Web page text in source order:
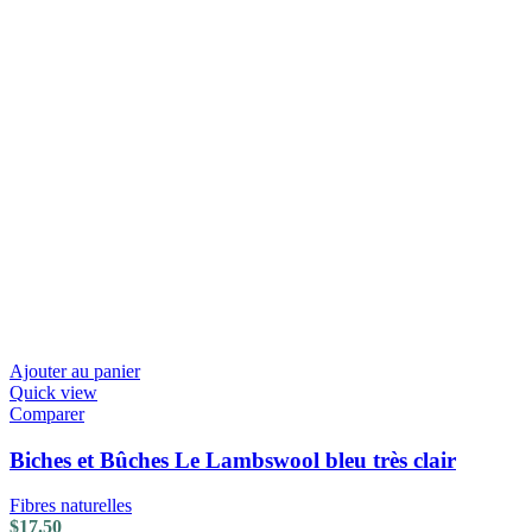
Ajouter au panier
Quick view
Comparer
Biches et Bûches Le Lambswool bleu très clair
Fibres naturelles
$17.50